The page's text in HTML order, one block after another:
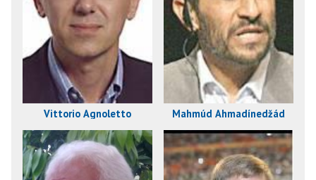
Vittorio Agnoletto Mahmúd Ahmadínedžád